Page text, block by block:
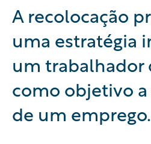
A recolocação
uma estratégia
um trabalhador
como objetivo
de um